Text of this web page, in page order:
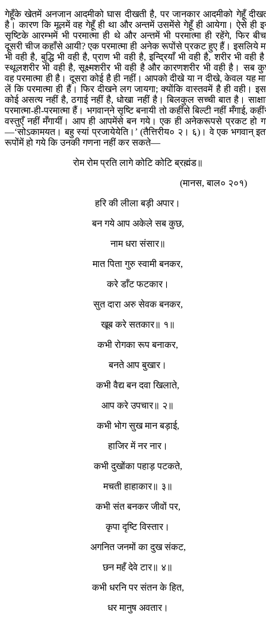
गेहूँके खेतमें अनजान आदमीको घास दीखती है, पर जानकार आदमीको गेहूँ
है। कारण कि मूलमें वह गेहूँ ही था और अन्तमें उसमेंसे गेहूँ ही आयेगा। ऐसे ही
सृष्टिके आरम्भमें भी परमात्मा ही थे और अन्तमें भी परमात्मा ही रहेंगे, फिर
दूसरी चीज कहाँसे आयी? एक परमात्मा ही अनेक रूपोंसे प्रकट हुए हैं। इसलिये
भी वही है, बुद्धि भी वही है, प्राण भी वही है, इन्द्रियाँ भी वही है, शरीर भी वही
स्थूलशरीर भी वही है, सूक्ष्मशरीर भी वही है और कारणशरीर भी वही है। सब
वह परमात्मा ही है। दूसरा कोई है ही नहीं। आपको दीखे या न दीखे, केवल यह
लें कि परमात्मा ही हैं। फिर दीखने लग जायगा; क्योंकि वास्तवमें है ही वही।
कोई असत्य नहीं है, ठगाई नहीं है, धोखा नहीं है। बिलकुल सच्ची बात है।
परमात्मा-ही-परमात्मा हैं। भगवान‍्ने सृष्टि बनायी तो कहींसे बिल्टी नहीं मँगाई,
वस्तुएँ नहीं मँगायीं। आप ही आपमेंसे बन गये। एक ही अनेकरूपसे प्रकट हो
—‘सोऽकामयत। बहु स्यां प्रजायेयेति।’ (तैत्तिरीय० २। ६)। वे एक भगवान‍्
रूपोंमें हो गये कि उनकी गणना नहीं कर सकते—
रोम रोम प्रति लागे कोटि कोटि ब्रह्मंड॥
(मानस, बाल० २०१)
हरि की लीला बड़ी अपार।
बन गये आप अकेले सब कुछ,
नाम धरा संसार॥
मात पिता गुरु स्वामी बनकर,
करे डाँट फटकार।
सुत दारा अरु सेवक बनकर,
खूब करे सतकार॥ १॥
कभी रोगका रूप बनाकर,
बनते आप बुखार।
कभी वैद्य बन दवा खिलाते,
आप करे उपचार॥ २॥
कभी भोग सुख मान बड़ाई,
हाजिर में नर नार।
कभी दुखोंका पहाड़ पटकते,
मचती हाहाकार॥ ३॥
कभी संत बनकर जीवों पर,
कृपा दृष्टि विस्तार।
अगनित जनमों का दुख संकट,
छन महँ देवे टार॥ ४॥
कभी धरनि पर संतन के हित,
धर मानुष अवतार।